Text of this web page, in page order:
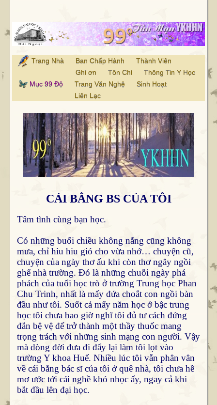
Trang Nhà Ban Chấp Hành
Thành Viên
Ghi ơn
Tôn Chỉ
Thông Tin Y Học
Mục 99 Độ
Trang Văn Nghệ
Sinh Hoạt
Liên Lạc
CÁI BẰNG BS CỦA TÔI
Tâm tình cùng bạn học.
Có những buổi chiều không nắng cũng không
mưa, chỉ hiu hiu gió cho vừa nhớ… chuyện cũ,
chuyện của ngày thơ ấu khi còn thơ ngây ngồi
ghế nhà trường. Đó là những chuỗi ngày phá
phách của tuổi học trò ở trường Trung học Phan
Chu Trinh, nhất là mấy đứa choắt con ngồi bàn
đầu như tôi. Suốt cả mấy năm học ở bậc trung
học tôi chưa bao giờ nghĩ tôi đủ tư cách đứng
đắn bệ vệ để trở thành một thầy thuốc mang
trọng trách với những sinh mạng con người. Vậy
mà dòng đời đưa đi đẩy lại làm tôi lọt vào
trường Y khoa Huế. Nhiều lúc tôi vẫn phân vân
về cái bằng bác sĩ của tôi ở quê nhà, tôi chưa hề
mơ ước tới cái nghề khó nhọc ấy, ngay cả khi
bắt đầu lên đại học.